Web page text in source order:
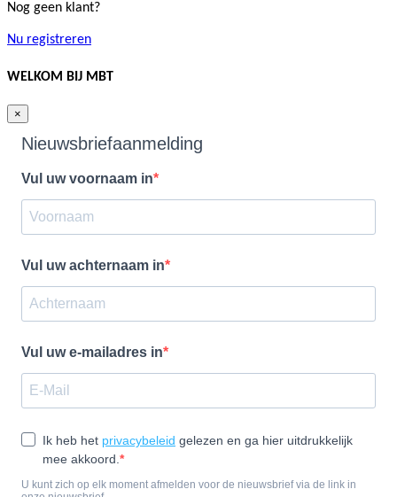
Nog geen klant?
Nu registreren
WELKOM BIJ MBT
×
Nieuwsbriefaanmelding
Vul uw voornaam in
Vul uw achternaam in
Vul uw e-mailadres in
Ik heb het privacybeleid gelezen en ga hier uitdrukkelijk
mee akkoord.
U kunt zich op elk moment afmelden voor de nieuwsbrief via de link in